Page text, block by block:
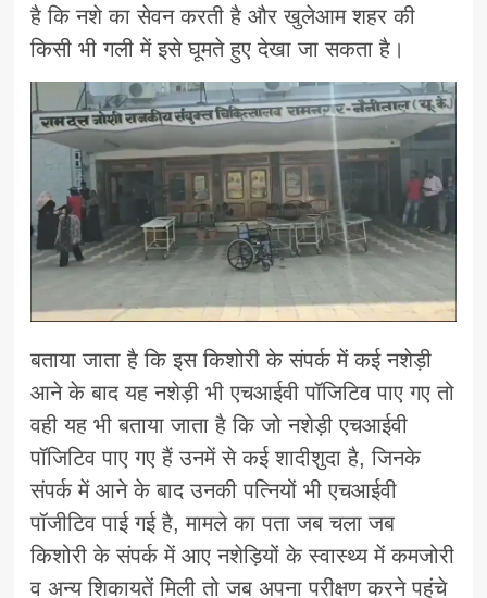
है कि नशे का सेवन करती है और खुलेआम शहर की
किसी भी गली में इसे घूमते हुए देखा जा सकता है।
बताया जाता है कि इस किशोरी के संपर्क में कई नशेड़ी
आने के बाद यह नशेड़ी भी एचआईवी पॉजिटिव पाए गए तो
वही यह भी बताया जाता है कि जो नशेड़ी एचआईवी
पॉजिटिव पाए गए हैं उनमें से कई शादीशुदा है, जिनके
संपर्क में आने के बाद उनकी पत्नियों भी एचआईवी
पॉजीटिव पाई गई है, मामले का पता जब चला जब
किशोरी के संपर्क में आए नशेड़ियों के स्वास्थ्य में कमजोरी
व अन्य शिकायतें मिली तो जब अपना परीक्षण करने पहुंचे